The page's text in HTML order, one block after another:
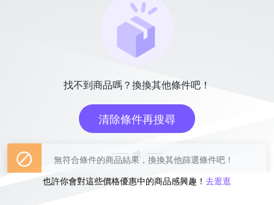
找不到商品嗎？換換其他條件吧！
清除條件再搜尋
或
也許你會對這些價格優惠中的商品感興趣！ 去逛逛